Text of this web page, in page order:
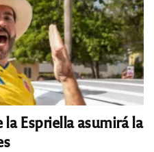
Espriella asumirá la